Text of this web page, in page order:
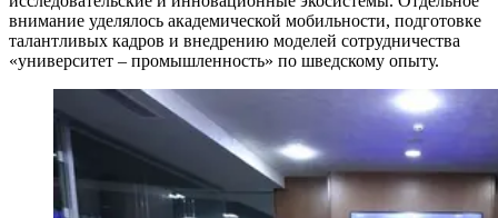
внимание уделялось академической мобильности, подготовке
талантливых кадров и внедрению моделей сотрудничества
«университет – промышленность» по шведскому опыту.